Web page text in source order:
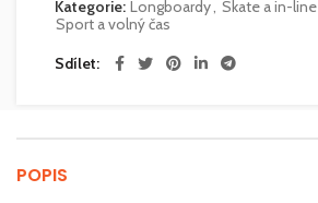
Kategorie: Longboardy, Skate a in-line
Sport a volný čas
Sdílet
POPIS